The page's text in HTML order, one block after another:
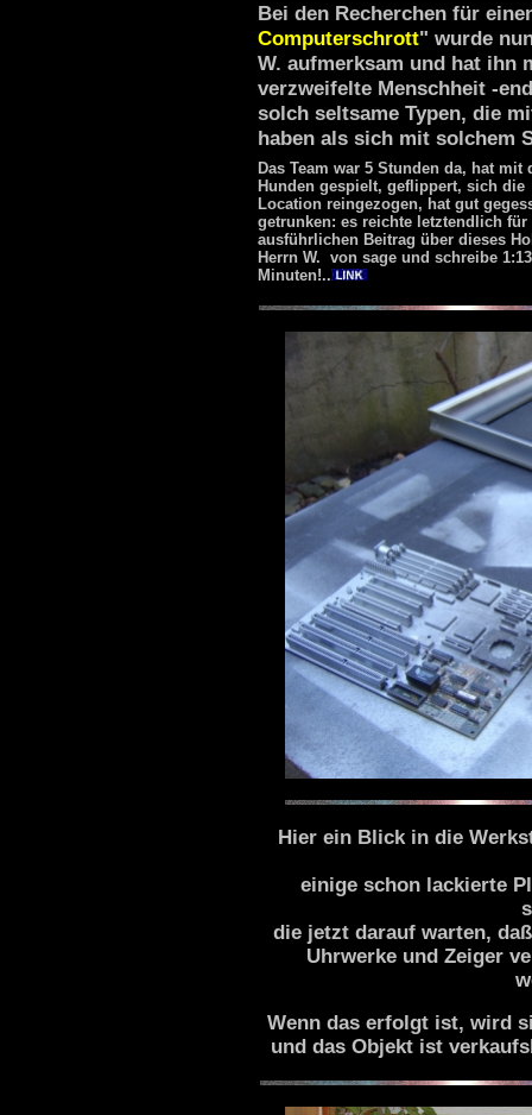
Bei den Recherchen für
Computerschrott" wurde
W. aufmerksam und hat ihn
verzweifelte Menschheit -
solch seltsame Typen, die
haben als sich mit solchem
Das Team war 5 Stunden da, hat mit
Hunden gespielt, geflippert, sich die
Location reingezogen, hat gut
getrunken: es reichte letztendlich für
ausführlichen Beitrag über dieses
Herrn W. von sage und schreibe 1:13
Minuten!..
Hier ein Blickin die
einige schon lackierte
die jetzt darauf warten,
Uhrwerke und Zeiger
Wenn das erfolgt ist, wird
und das Objekt ist